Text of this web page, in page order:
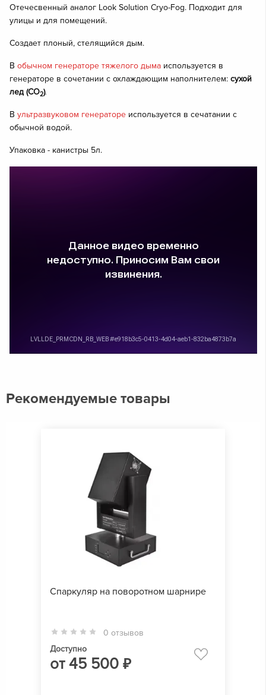
Отечесвенный аналог Look Solution Cryo-Fog. Подходит для
улицы и для помещений.
Создает плоный, стелящийся дым.
В обычном генераторе тяжелого дымаиспользуется в
генераторе в сочетании с охлаждающим наполнителем: сухой
лед (CO2).
В ультразвуковом генератореиспользуется в сечатании с
обычной водой.
Упаковка - канистры 5л.
Рекомендуемые товары
Спаркуляр на поворотном шарнире
0 отзывов
Доступно
от45 500 ₽